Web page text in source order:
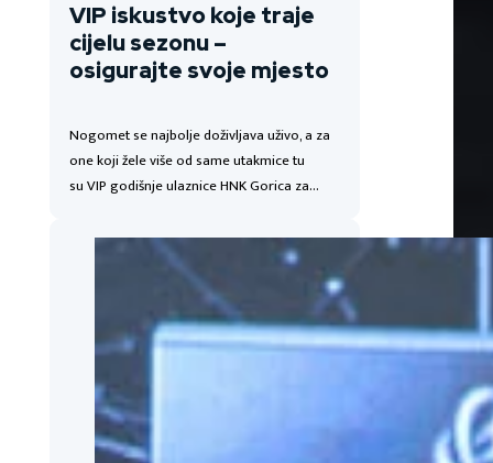
VIP iskustvo koje traje
cijelu sezonu –
osigurajte svoje mjesto
Nogomet se najbolje doživljava uživo, a za
one koji žele više od same utakmice tu
su VIP godišnje ulaznice HNK Gorica za…